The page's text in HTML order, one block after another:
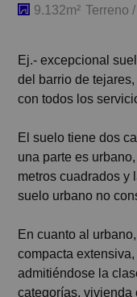
9.132m² Terreno
Ej.- excepcional suelo en av. Lasalle, en pleno corazón
del barrio de
con todos los
El suelo tiene dos
una parte es
metros cuadrados y
suelo urbano no
En cuanto al
compacta
admitiéndose la
categorías, vivienda